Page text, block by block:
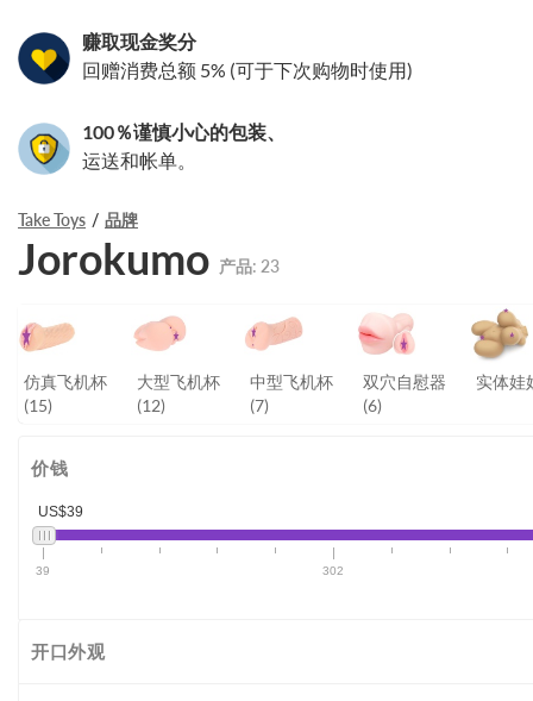
赚取现金奖分
回赠消费总额 5% (可于下次购物时使用)
100％谨慎小心的包装、
运送和帐单。
Take Toys 品牌
Jorokumo 产品: 23
仿真飞机杯
(15)
大型飞机杯
(12)
中型飞机杯
(7)
双穴自慰器
(6)
实体娃
价钱
US$39
39 302
开口外观